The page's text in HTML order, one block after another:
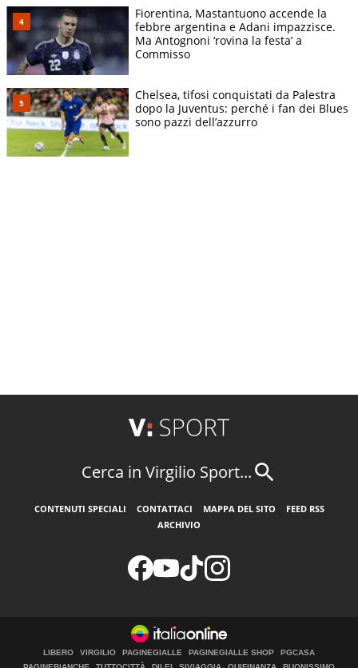
Fiorentina, Mastantuono accende la
febbre argentina e Adani impazzisce.
Ma Antognoni ‘rovina la festa’ a
Commisso
Chelsea, tifosi conquistati da Palestra
dopo la Juventus: perché i fan dei Blues
sono pazzi dell’azzurro
Cerca in Virgilio Sport...
CONTENUTI SPECIALI CONTATTACI MAPPA DEL SITO
FEED RSS
ARCHIVIO
LIBERO VIRGILIO PAGINEGIALLE PAGINEGIALLE SHOP
PGCASA